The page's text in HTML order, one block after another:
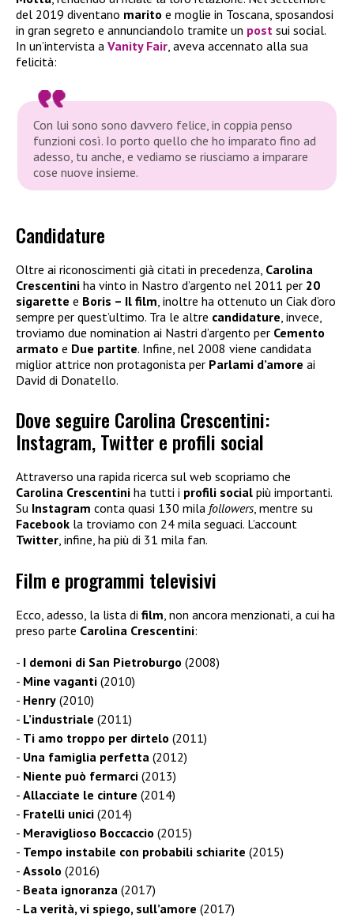
del 2019 diventano marito e moglie in Toscana, sposandosi
in gran segreto e annunciandolo tramite un post sui social.
In un’intervista a Vanity Fair, aveva accennato alla sua
felicità:
Con lui sono sono davvero felice, in coppia penso
funzioni così. Io porto quello che ho imparato fino ad
adesso, tu anche, e vediamo se riusciamo a imparare
cose nuove insieme.
Candidature
Oltre ai riconoscimenti già citati in precedenza, Carolina
Crescentini ha vinto in Nastro d’argento nel 2011 per 20
sigarette e Boris – Il film, inoltre ha ottenuto un Ciak d’oro
sempre per quest’ultimo. Tra le altre candidature, invece,
troviamo due nomination ai Nastri d’argento per Cemento
armato e Due partite. Infine, nel 2008 viene candidata
miglior attrice non protagonista per Parlami d’amore ai
David di Donatello.
Dove seguire Carolina Crescentini:
Instagram, Twitter e profili social
Attraverso una rapida ricerca sul web scopriamo che
Carolina Crescentini ha tutti i profili social più importanti.
Su Instagram conta quasi 130 mila followers, mentre su
Facebook la troviamo con 24 mila seguaci. L’account
Twitter, infine, ha più di 31 mila fan.
Film e programmi televisivi
Ecco, adesso, la lista di film , non ancora menzionati, a cui ha
preso parte Carolina Crescentini:
I demoni di San Pietroburgo (2008)
Mine vaganti (2010)
Henry (2010)
L’industriale (2011)
Ti amo troppo per dirtelo (2011)
Una famiglia perfetta (2012)
Niente può fermarci (2013)
Allacciate le cinture (2014)
Fratelli unici (2014)
Meraviglioso Boccaccio (2015)
Tempo instabile con probabili schiarite (2015)
Assolo (2016)
Beata ignoranza (2017)
La verità, vi spiego, sull’amore (2017)